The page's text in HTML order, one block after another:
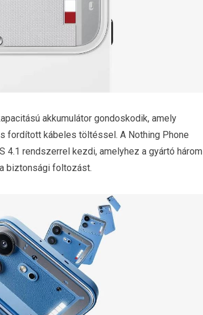
akkumulátor gondoskodik, amely
fordított kábeles töltéssel. A Nothing Phone
4.1 rendszerrel kezdi, amelyhez a gyártó három
biztonsági foltozást.